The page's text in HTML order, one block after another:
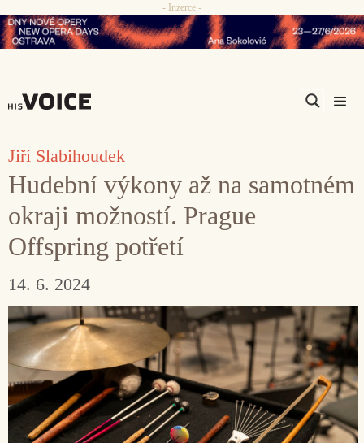
Přeskočit
na
- Inzerce -
Jiří Slabihoudek
Hudební výkony až na samotném
okraji možností. Prague
Offspring potřetí
14. 6. 2024